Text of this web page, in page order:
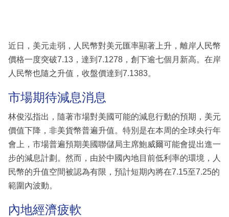
區
近日，美元走弱，人民幣對美元匯率顯著上升，離岸人民幣
價格一度突破7.13，達到7.1278，創下逾七個月新高。在岸
人民幣也隨之升值，收盤價達到7.1383。
市場期待減息消息
林俊泓指出，隨著市場對美國可能的減息行動的預期，美元
價值下降，非美貨幣普遍升值。特別是在本周的全球央行年
會上，市場普遍預期美國聯儲局主席鮑威爾可能會提出進一
步的減息計劃。然而，由於中國內地目前低利率的環境，人
民幣的升值空間被認為有限，預計短期內將在7.15至7.25的
範圍內波動。
內地經濟疲軟